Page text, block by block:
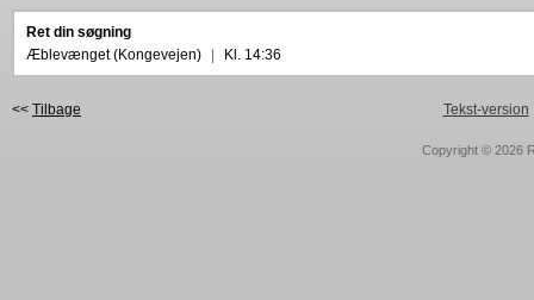
Ret din søgning
Æblevænget (Kongevejen)
Kl. 14:36
<< Tilbage Tekst-version
Copyright © 2026